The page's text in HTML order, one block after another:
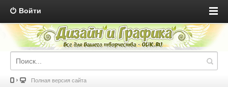
Войти
Полная версия сайта